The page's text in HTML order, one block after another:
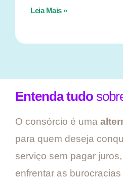
Leia Mais »
Entenda tudo
O consórcio é uma
para quem deseja
serviço sem pagar
enfrentar as